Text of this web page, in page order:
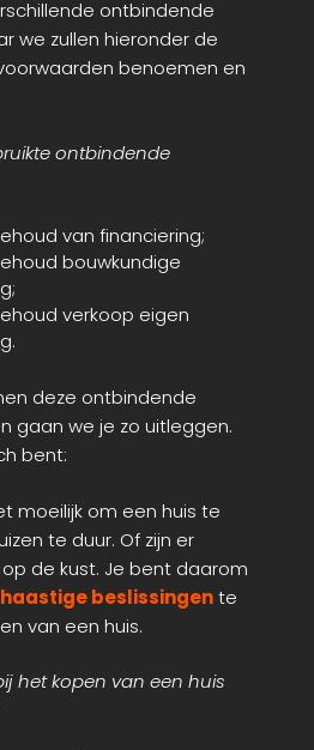
ontbindende
we zullen hieronder de
benoemen en
ontbindende
van financiering;
bouwkundige
verkoop eigen
deze ontbindende
gaan we je zo uitleggen.
bent:
moeilijk om een huis te
te duur. Of zijn er
de kust. Je bent daarom
beslissingente
van een huis.
het kopen van een huis